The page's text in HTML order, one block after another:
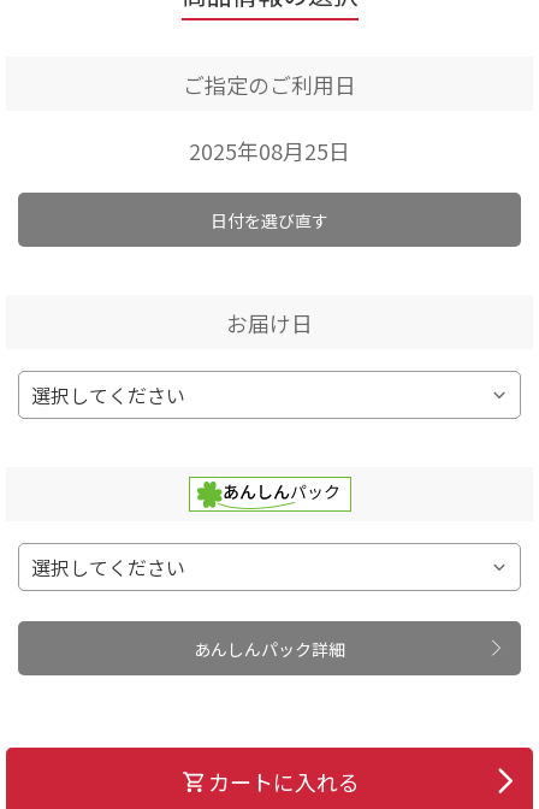
ご指定のご利用日
2025年08月25日
日付を選び直す
お届け日
あんしんパック詳細
カートに入れる